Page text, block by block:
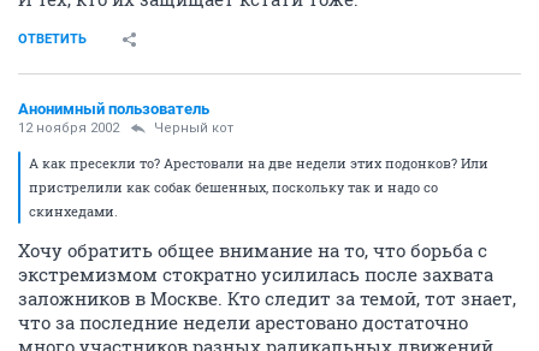
ОТВЕТИТЬ
Анонимный пользователь
12 ноября 2002 Черный кот
А как пресекли то? Арестовали на две недели этих подонков? Или
пристрелили как собак бешенных, поскольку так и надо со
скинхедами.
Хочу обратить общее внимание на то, что борьба с
экстремизмом стократно усилилась после захвата
заложников в Москве. Кто следит за темой, тот знает,
что за последние недели арестовано достаточно
много участников разных радикальных движений.